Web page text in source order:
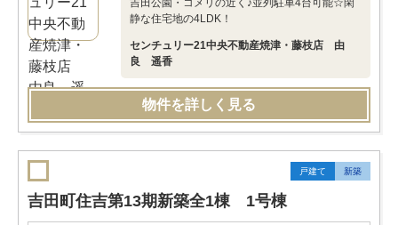
吉田公園・コメリの近く♪並列駐車4台可能☆閑
静な住宅地の4LDK！
センチュリー21中央不動産焼津・藤枝店 由
良 遥香
物件を詳しく見る
戸建て 新築
吉田町住吉第13期新築全1棟 1号棟